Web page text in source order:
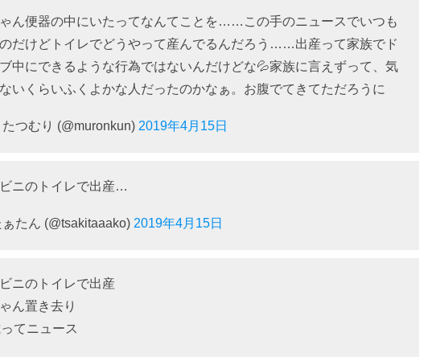
ん便器の中にいたってなんてことを……この手のニュースでいつも
だけどトイレでどうやって産んでるんだろう……出産って家族でド
中にできるような行為ではないんだけどな💦家族に言えずって、気
いくらいふくよかな人だったのかなぁ。お腹でてきてただろうに
つむり (@muronkun) 2019年4月15日
ニのトイレで出産…
たん (@tsakitaaako) 2019年4月15日
ニのトイレで出産
ん置き去り
てニュース